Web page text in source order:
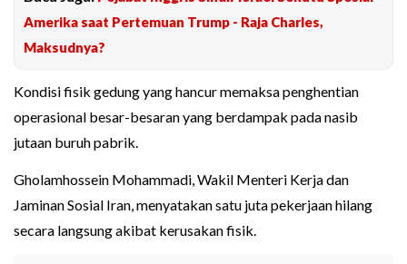
Amerika saat Pertemuan Trump - Raja Charles,
Maksudnya?
Kondisi fisik gedung yang hancur memaksa penghentian
operasional besar-besaran yang berdampak pada nasib
jutaan buruh pabrik.
Gholamhossein Mohammadi, Wakil Menteri Kerja dan
Jaminan Sosial Iran, menyatakan satu juta pekerjaan hilang
secara langsung akibat kerusakan fisik.